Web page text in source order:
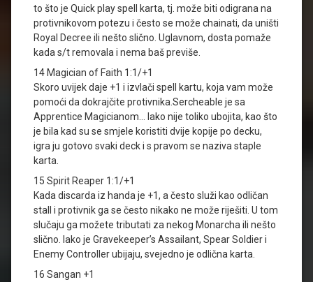
to što je Quick play spell karta, tj. može biti odigrana na
protivnikovom potezu i često se može chainati, da uništi
Royal Decree ili nešto slično. Uglavnom, dosta pomaže
kada s/t removala i nema baš previše.
14 Magician of Faith 1:1/+1
Skoro uvijek daje +1 i izvlači spell kartu, koja vam može
pomoći da dokrajčite protivnika.Sercheable je sa
Apprentice Magicianom… Iako nije toliko ubojita, kao što
je bila kad su se smjele koristiti dvije kopije po decku,
igra ju gotovo svaki deck i s pravom se naziva staple
karta.
15 Spirit Reaper 1:1/+1
Kada discarda iz handa je +1, a često služi kao odličan
stall i protivnik ga se često nikako ne može riješiti. U tom
slučaju ga možete tributati za nekog Monarcha ili nešto
slično. Iako je Gravekeeper’s Assailant, Spear Soldier i
Enemy Controller ubijaju, svejedno je odlična karta.
16 Sangan +1